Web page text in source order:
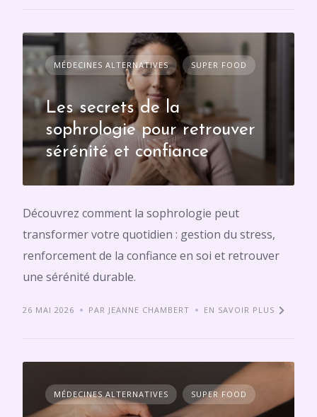
MÉDECINES ALTERNATIVES SUPER FOOD
Les secrets de la
sophrologie pour retrouver
sérénité et confiance
Découvrez comment la sophrologie peut
transformer votre quotidien : gestion du stress,
renforcement de la confiance en soi et retrouver
une sérénité durable.
26 MAI 2026 PAR JEANNE CHAMBERT EN SAVOIR PLUS
MÉDECINES ALTERNATIVES SUPER FOOD